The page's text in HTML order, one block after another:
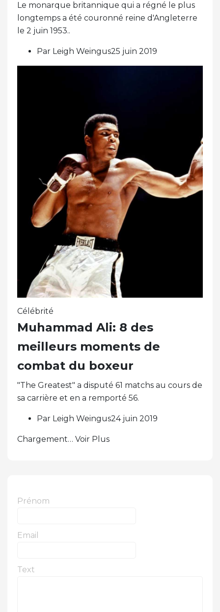
Le monarque britannique qui a régné le plus
longtemps a été couronné reine d'Angleterre
le 2 juin 1953..
Par Leigh Weingus25 juin 2019
Célébrité
Muhammad Ali: 8 des
meilleurs moments de
combat du boxeur
"The Greatest" a disputé 61 matchs au cours de
sa carrière et en a remporté 56.
Par Leigh Weingus24 juin 2019
Chargement… Voir Plus
Prénom
Email
Text